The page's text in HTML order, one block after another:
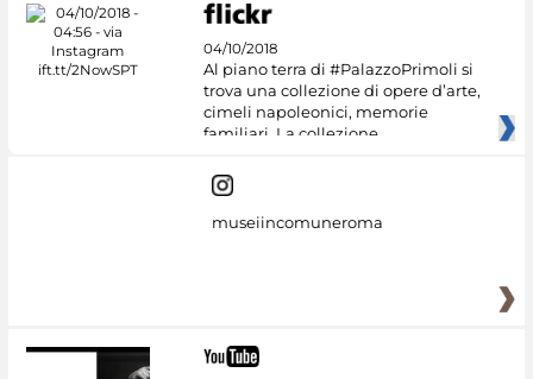
04/10/2018
Al piano terra di #PalazzoPrimoli si
trova una collezione di opere d’arte,
cimeli napoleonici, memorie
familiari. La collezione
museiincomuneroma